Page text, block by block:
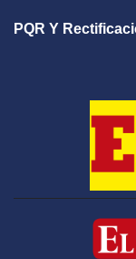
PQR Y